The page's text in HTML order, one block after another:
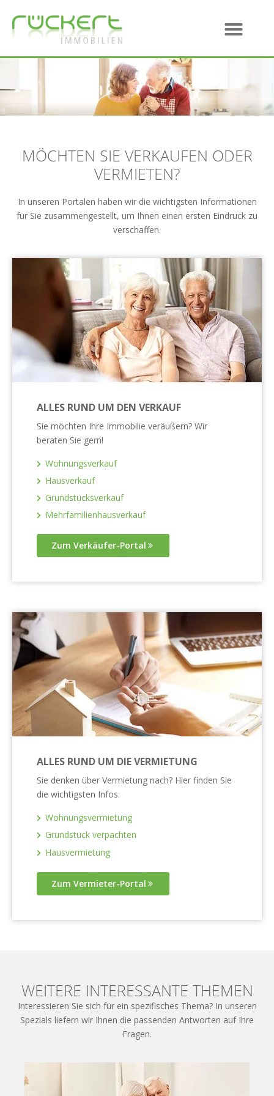
MÖCHTEN SIE VERKAUFEN ODER
VERMIETEN?
In unseren Portalen haben wir die wichtigsten Informationen
für Sie zusammengestellt, um Ihnen einen ersten Eindruck zu
verschaffen.
ALLES RUND UM DEN VERKAUF
Sie möchten Ihre Immobilie veräußern? Wir
beraten Sie gern!
Wohnungsverkauf
Hausverkauf
Grundstücksverkauf
Mehrfamilienhausverkauf
Zum Verkäufer-Portal
ALLES RUND UM DIE VERMIETUNG
Sie denken über Vermietung nach? Hier finden Sie
die wichtigsten Infos.
Wohnungsvermietung
Grundstück verpachten
Hausvermietung
Zum Vermieter-Portal
WEITERE INTERESSANTE THEMEN
Interessieren Sie sich für ein spezifisches Thema? In unseren
Spezials liefern wir Ihnen die passenden Antworten auf Ihre
Fragen.